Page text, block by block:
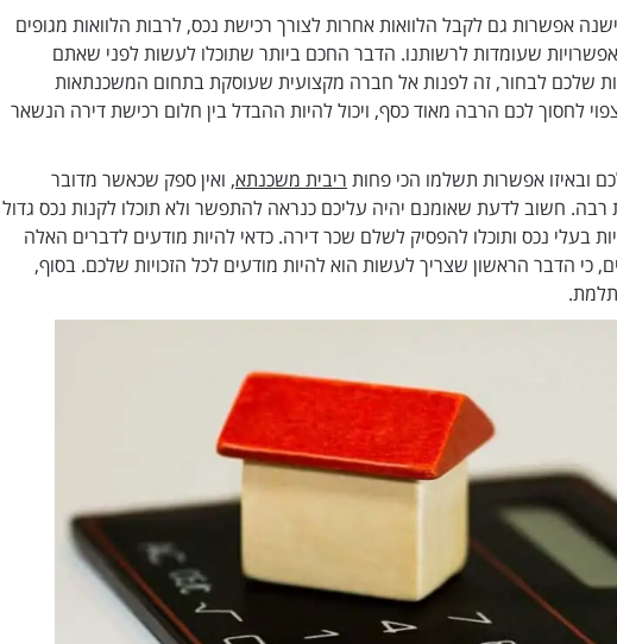
אפשרות גם לקבל הלוואות אחרות לצורך רכישת נכס, לרבות הלוואות מגופים
שעומדות לרשותנו. הדבר החכם ביותר שתוכלו לעשות לפני שאתם
שלכם לבחור, זה לפנות אל חברה מקצועית שעוסקת בתחום המשכנתאות
לחסוך לכם הרבה מאוד כסף, ויכול להיות ההבדל בין חלום רכישת דירה הנשאר
ובאיזו אפשרות תשלמו הכי פחות ריבית משכנתא, ואין ספק שכאשר מדובר
חשוב לדעת שאומנם יהיה עליכם כנראה להתפשר ולא תוכלו לקנות נכס גדול
בעלי נכס ותוכלו להפסיק לשלם שכר דירה. כדאי להיות מודעים לדברים האלה
כי הדבר הראשון שצריך לעשות הוא להיות מודעים לכל הזכויות שלכם. בסוף,